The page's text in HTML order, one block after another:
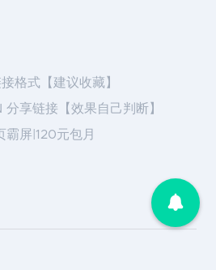
格式【建议收藏】
享链接【效果自己判断】
屏|120元包月